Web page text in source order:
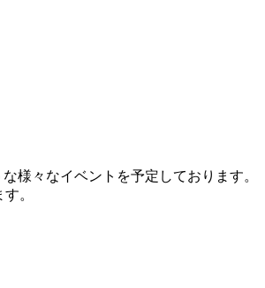
様々なイベントを予定しております。
。